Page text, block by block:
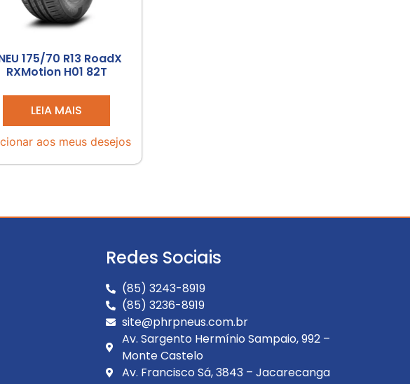
175/70 R13 RoadX
RXMotion H01 82T
LEIA MAIS
aos meus desejos
Redes Sociais
(85) 3243-8919
(85) 3236-8919
site@phrpneus.com.br
Av. Sargento Hermínio Sampaio, 992 –
Monte Castelo
Av. Francisco Sá, 3843 – Jacarecanga